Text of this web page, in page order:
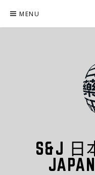
content
MENU
S&J 日